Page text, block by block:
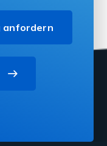
anfordern